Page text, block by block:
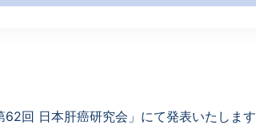
62回 日本肝癌研究会」にて発表いたします